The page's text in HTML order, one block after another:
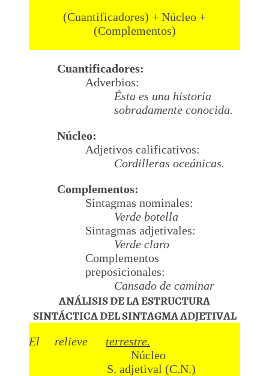
(Cuantificadores) + Núcleo +
(Complementos)
Cuantificadores:
Adverbios:
Ésta es una historia
sobradamente conocida.
Núcleo:
Adjetivos calificativos:
Cordilleras oceánicas.
Complementos:
Sintagmas nominales:
Verde botella
Sintagmas adjetivales:
Verde claro
Complementos
preposicionales:
Cansado de caminar
ANÁLISIS DE LA ESTRUCTURA
SINTÁCTICA DEL SINTAGMA ADJETIVAL
El relieve terrestre.
Núcleo
S. adjetival (C.N.)